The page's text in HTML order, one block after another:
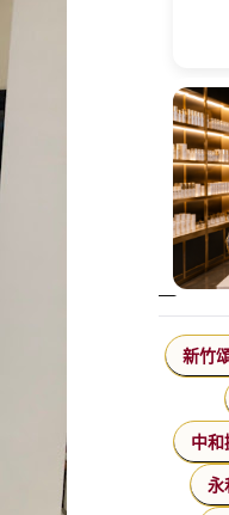
新竹
中和
永